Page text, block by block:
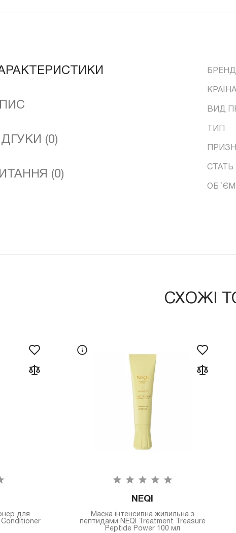
(0)
(0)
БРЕНД
ВИД
ТИП
СТАТЬ
ОБ `ЄМ
СХОЖІ
для
NEQI
Маска інтенсивна живильна з
пептидами NEQI Treatment Treasure
Peptide Power 100 мл